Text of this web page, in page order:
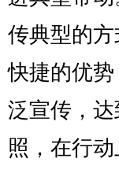
传典型的
快捷的优
泛宣传，
照，在行